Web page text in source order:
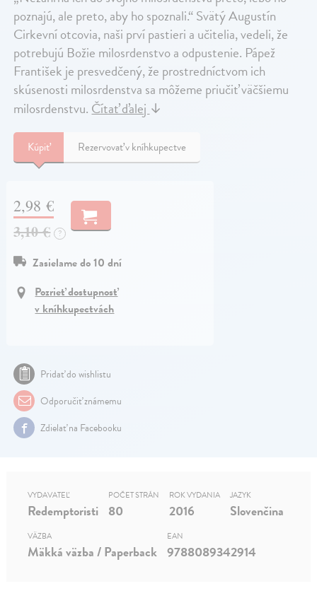
poznajú, ale preto, aby ho spoznali.“ Svätý Augustín
Cirkevní otcovia, naši prví pastieri a učitelia, vedeli, že
potrebujú Božie milosrdenstvo a odpustenie. Pápež
František je presvedčený, že prostredníctvom ich
skúsenosti milosrdenstva sa môžeme priučiť väčšiemu
milosrdenstvu. Čítať ďalej ↓
Kúpiť Rezervovať v kníhkupectve
2,98 €
3,10 € ?
Zasielame do 10 dní
Pozrieť dostupnosť
v kníhkupectvách
Pridať do wishlistu
Odporučiť známemu
Zdielať na Facebooku
VYDAVATEĽ
Redemptoristi
POČET STRÁN
80
ROK VYDANIA
2016
JAZYK
Slovenčina
VÄZBA
Mäkká väzba / Paperback
EAN
9788089342914